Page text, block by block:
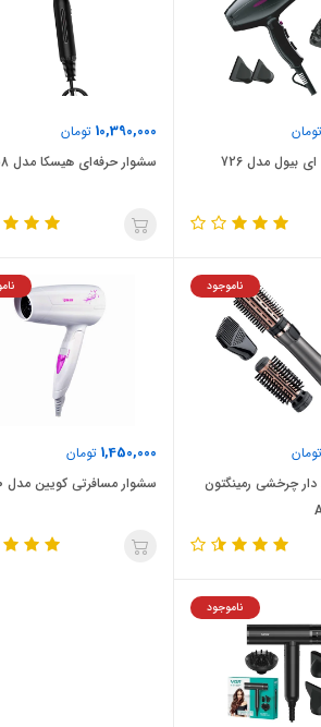
تومان
بیول مدل 726
10,390,000 تومان
سشوار حرفه‌ای هیسکا مدل H5258
تومان
ناموجود
چرخشی رمینگتون
1,450,000 تومان
سشوار مسافرتی کویین مدل HD320
ناموجود